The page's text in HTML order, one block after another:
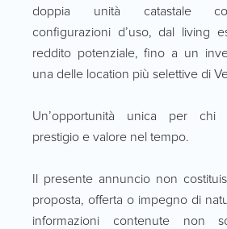
doppia unità catastale
configurazioni d’uso, dal living
reddito potenziale, fino a un
una delle location più selettive di
Un’opportunità unica per chi
prestigio e valore nel tempo.
Il presente annuncio non
proposta, offerta o impegno di
informazioni contenute non